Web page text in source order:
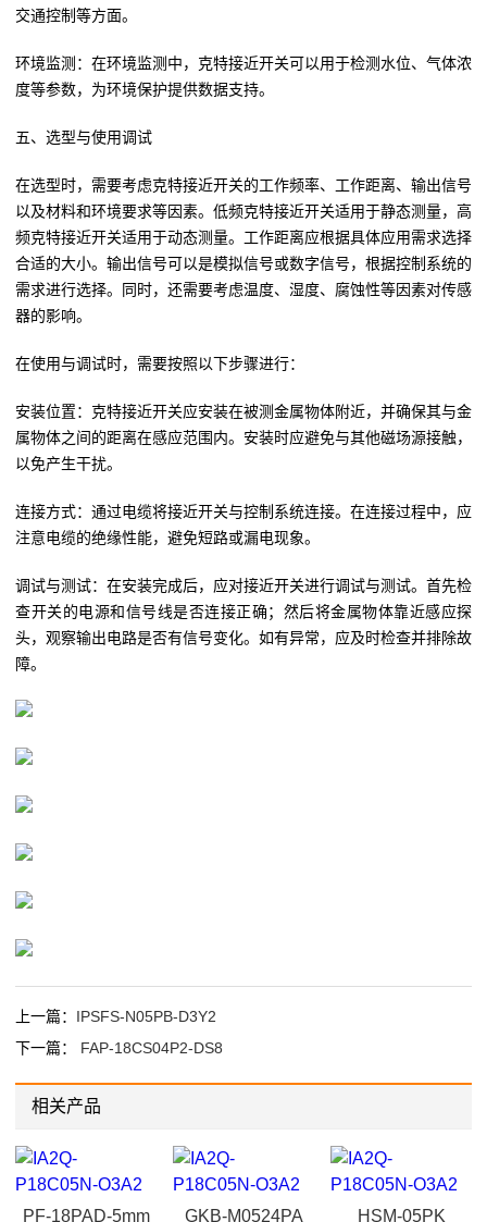
交通控制等方面。
环境监测：在环境监测中，克特接近开关可以用于检测水位、气体浓
度等参数，为环境保护提供数据支持。
五、选型与使用调试
在选型时，需要考虑克特接近开关的工作频率、工作距离、输出信号
以及材料和环境要求等因素。低频克特接近开关适用于静态测量，高
频克特接近开关适用于动态测量。工作距离应根据具体应用需求选择
合适的大小。输出信号可以是模拟信号或数字信号，根据控制系统的
需求进行选择。同时，还需要考虑温度、湿度、腐蚀性等因素对传感
器的影响。
在使用与调试时，需要按照以下步骤进行：
安装位置：克特接近开关应安装在被测金属物体附近，并确保其与金
属物体之间的距离在感应范围内。安装时应避免与其他磁场源接触，
以免产生干扰。
连接方式：通过电缆将接近开关与控制系统连接。在连接过程中，应
注意电缆的绝缘性能，避免短路或漏电现象。
调试与测试：在安装完成后，应对接近开关进行调试与测试。首先检
查开关的电源和信号线是否连接正确；然后将金属物体靠近感应探
头，观察输出电路是否有信号变化。如有异常，应及时检查并排除故
障。
上一篇： IPSFS-N05PB-D3Y2
下一篇： FAP-18CS04P2-DS8
相关产品
PF-18PAD-5mm GKB-M0524PA HSM-05PK